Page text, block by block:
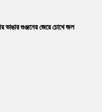
ভাঙার গুঞ্জনের জেরে চোখে জল